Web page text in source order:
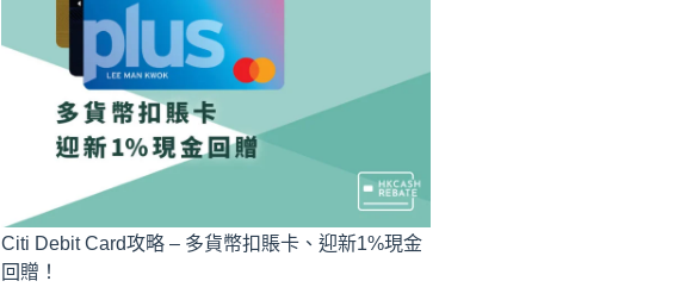
Citi Debit Card攻略 – 多貨幣扣賬卡、迎新1%現金
回贈！